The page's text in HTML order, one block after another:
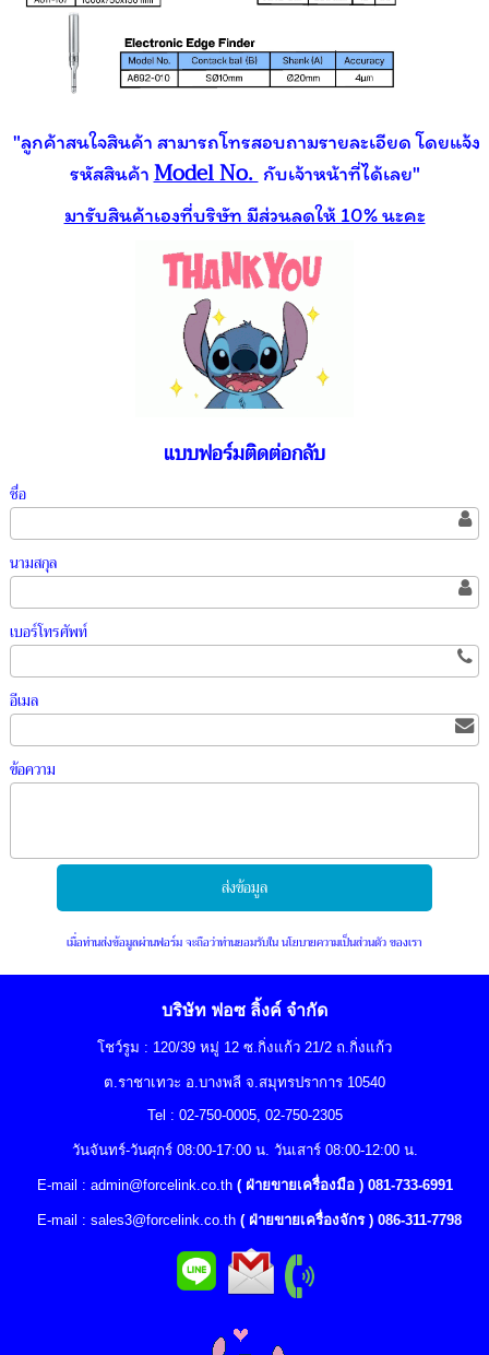
"ลูกค้าสนใจสินค้า สามารถโทรสอบถามรายละเอียดโดยแจ้ง
รหัสสินค้าModel No. กับเจ้าหน้าที่ได้เลย"
มารับสินค้าเองที่บริษัท มีส่วนลดให้ 10% นะคะ
แบบฟอร์มติดต่อกลับ
ชื่อ
นามสกุล
เบอร์โทรศัพท์
อีเมล
ข้อความ
เมื่อท่านส่งข้อมูลผ่านฟอร์ม จะถือว่าท่านยอมรับในนโยบายความเป็นส่วนตัวของเรา
บริษัท ฟอซ ลิ้งค์ จำกัด
โชว์รูม : 120/39 หมู่ 12 ซ.กิ่งแก้ว 21/2 ถ.กิ่งแก้ว
ต.ราชาเทวะ อ.บางพลี จ.สมุทรปราการ 10540
Tel : 02-750-0005, 02-750-2305
วันจันทร์-วันศุกร์ 08:00-17:00 น. วันเสาร์ 08:00-12:00 น.
E-mail : admin@forcelink.co.th ( ฝ่ายขายเครื่องมือ ) 081-733-6991
E-mail : sales3@forcelink.co.th ( ฝ่ายขายเครื่องจักร ) 086-311-7798